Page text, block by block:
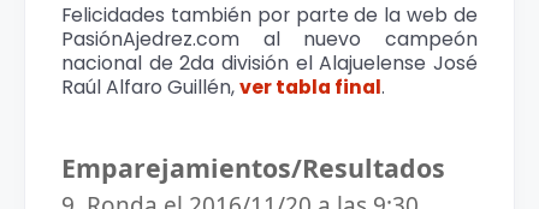
Felicidades también por parte de la web de
PasiónAjedrez.com al nuevo campeón
nacional de 2da división el Alajuelense José
Raúl Alfaro Guillén,ver tabla final.
Emparejamientos/Resultados